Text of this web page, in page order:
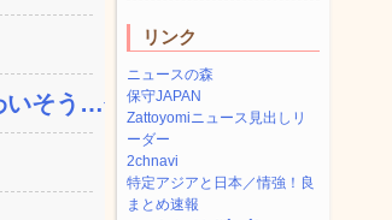
いそう…会...
リンク
ニュースの森
保守JAPAN
Zattoyomiニュース見出しリ
ーダー
2chnavi
特定アジアと日本／情強！良
まとめ速報